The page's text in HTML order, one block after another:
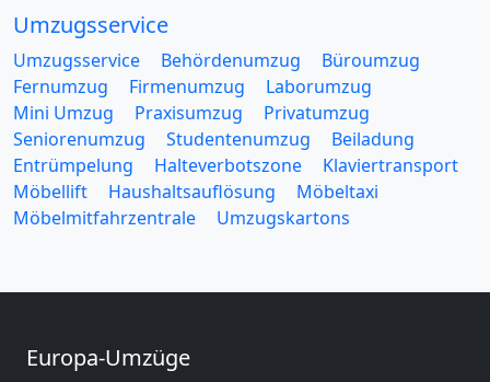
Umzugsservice
Umzugsservice Behördenumzug
Büroumzug
Fernumzug
Firmenumzug
Laborumzug
Mini Umzug
Praxisumzug
Privatumzug
Seniorenumzug
Studentenumzug
Beiladung
Entrümpelung
Halteverbotszone
Klaviertransport
Möbellift
Haushaltsauflösung
Möbeltaxi
Möbelmitfahrzentrale
Umzugskartons
Europa-Umzüge